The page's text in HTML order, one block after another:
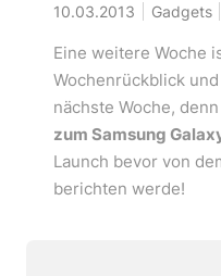
10.03.2013 Gadgets
Eine weitere Woche
Wochenrückblick
nächste Woche,
zum Samsung
Launch bevor von
berichten werde!